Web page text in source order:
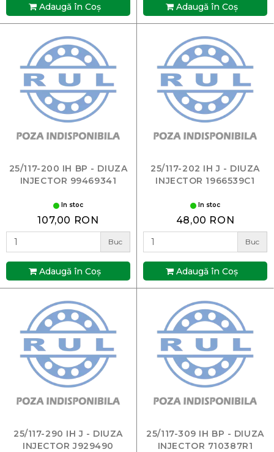
Adaugă în Coş Adaugă în Coş
25/117-200 IH BP - DIUZA
INJECTOR 99469341
In stoc
107,00 RON
Buc
Adaugă în Coş
25/117-202 IH J - DIUZA
INJECTOR 1966539C1
In stoc
48,00 RON
Buc
Adaugă în Coş
25/117-290 IH J - DIUZA
INJECTOR J929490
25/117-309 IH BP - DIUZA
INJECTOR 710387R1